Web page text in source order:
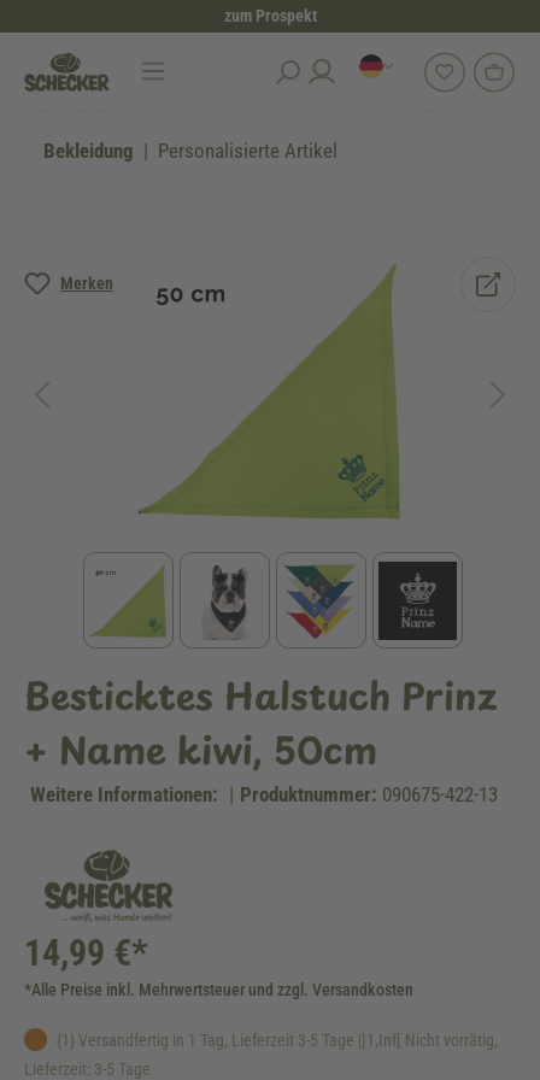
zum Prospekt
Bekleidung Personalisierte Artikel
Merken
Bildergalerie überspringen
Besticktes Halstuch Prinz
+ Name kiwi, 50cm
Weitere Informationen: | Produktnummer: 090675-422-13
14,99 €*
*Alle Preise inkl. Mehrwertsteuer und zzgl. Versandkosten
{1} Versandfertig in 1 Tag, Lieferzeit 3-5 Tage |]1,Inf[ Nicht vorrätig,
Lieferzeit: 3-5 Tage